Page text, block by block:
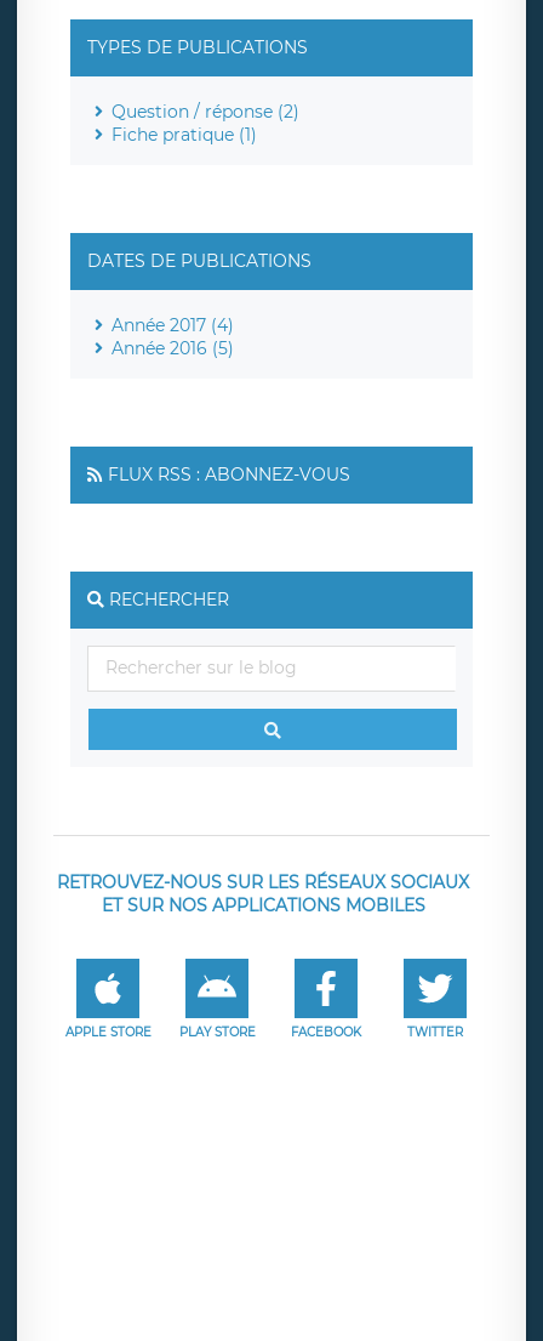
TYPES DE PUBLICATIONS
Question / réponse (2)
Fiche pratique (1)
DATES DE PUBLICATIONS
Année 2017 (4)
Année 2016 (5)
FLUX RSS : ABONNEZ-VOUS
RECHERCHER
RETROUVEZ-NOUS SUR LES RÉSEAUX SOCIAUX
ET SUR NOS APPLICATIONS MOBILES
APPLE STORE PLAY STORE FACEBOOK TWITTER